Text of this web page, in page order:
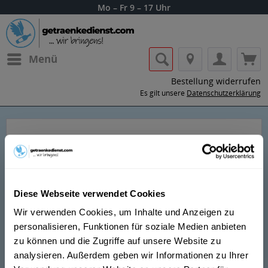
Diese Webseite verwendet Cookies
Wir verwenden Cookies, um Inhalte und Anzeigen zu
personalisieren, Funktionen für soziale Medien anbieten
zu können und die Zugriffe auf unsere Website zu
analysieren. Außerdem geben wir Informationen zu Ihrer
Mo – Fr 9 – 17 Uhr
Menü
Bestellung widerrufen
Es gilt unsere Datenschutzerklärung
Corralejo Tequila
Die moderne Corralejo-Destillerie wurde 1996 eroeffnet
und liegt im Hochland des Bundeslandes Guanajuato
bei PÃ©njamo. Corralejo zaehlt heute zu den
meistgetrunkenen Tequilas in ganz Mexiko. Die